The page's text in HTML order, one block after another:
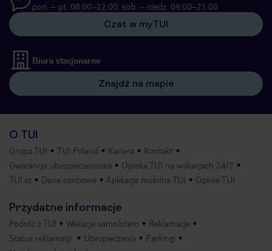
pon. – pt. 08:00–22:00, sob. – niedz. 09:00–21:00
Czat w myTUI
Biura stacjonarne
Znajdź na mapie
O TUI
Grupa TUI TUI Poland Kariera
Kontakt
Gwarancja ubezpieczeniowa
Opieka TUI na wakacjach 24/7
TUI.cz
Dane osobowe Aplikacja mobilna TUI Opinie TUI
Przydatne informacje
Podróż z TUI Wakacje samolotem
Reklamacje
Status reklamacji
Ubezpieczenia
Parkingi